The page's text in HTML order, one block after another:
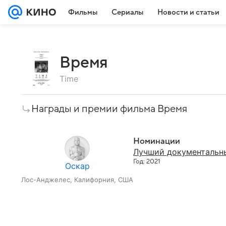
Фильмы Сериалы Новости и статьи
Время
Time
Награды и премии фильма Время
Оскар
Лос-Анджелес, Калифорния, США
Номинации
Лучший
Год: 2021